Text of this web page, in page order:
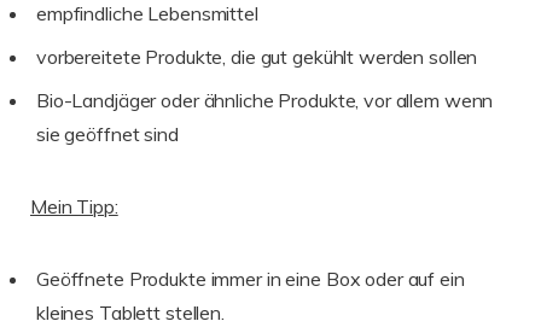
empfindliche Lebensmittel
vorbereitete Produkte, die gut gekühlt werden sollen
Bio-Landjäger oder ähnliche Produkte, vor allem wenn
sie geöffnet sind
Mein Tipp:
Geöffnete Produkte immer in eine Box oder auf ein
kleines Tablett stellen.